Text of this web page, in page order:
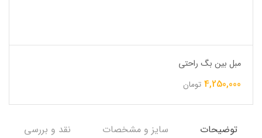
مبل بین بگ راحتی
4,250,000 تومان
توضیحات سایز و مشخصات نقد و بررسی